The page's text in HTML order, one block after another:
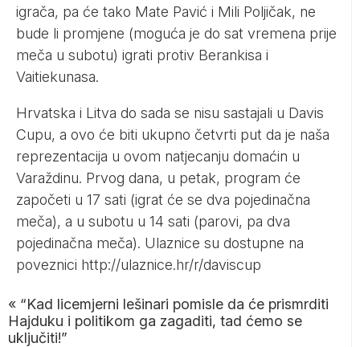
igrača, pa će tako Mate Pavić i Mili Poljičak, ne
bude li promjene (moguća je do sat vremena prije
meča u subotu) igrati protiv Berankisa i
Vaitiekunasa.
Hrvatska i Litva do sada se nisu sastajali u Davis
Cupu, a ovo će biti ukupno četvrti put da je naša
reprezentacija u ovom natjecanju domaćin u
Varaždinu. Prvog dana, u petak, program će
započeti u 17 sati (igrat će se dva pojedinačna
meča), a u subotu u 14 sati (parovi, pa dva
pojedinačna meča). Ulaznice su dostupne na
poveznici http://ulaznice.hr/r/daviscup
« “Kad licemjerni lešinari pomisle da će prismrditi
Hajduku i politikom ga zagaditi, tad ćemo se
uključiti!”